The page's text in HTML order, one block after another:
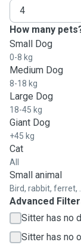
How many
Small Dog
0-8 kg
Medium Dog
8-18 kg
Large Dog
18-45 kg
Giant Dog
+45 kg
Cat
All
Small animal
Bird, rabbit, ferret, ...
Advanced
Sitter has no
Sitter has no